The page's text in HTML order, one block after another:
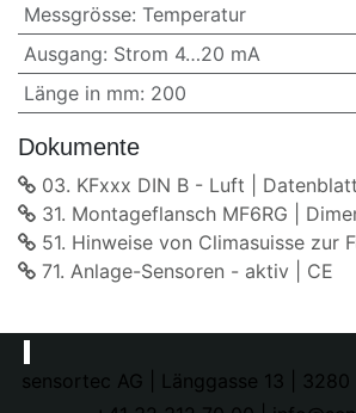
Messgrösse: Temperatur
Ausgang: Strom 4…20 mA
Länge in mm: 200
Dokumente
03. KFxxx DIN B - Luft | Datenblatt
31. Montageflansch MF6RG |
51. Hinweise von Climasuisse zur
71. Anlage-Sensoren - aktiv | CE
sensortec AG | Länggasse 13 |